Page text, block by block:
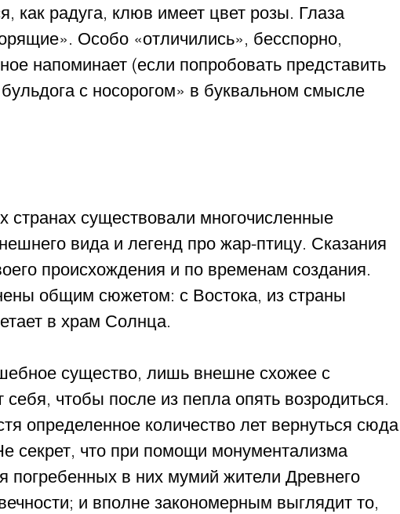
как радуга, клюв имеет цвет розы. Глаза
Особо «отличились», бесспорно,
напоминает (если попробовать представить
с носорогом» в буквальном смысле
существовали многочисленные
вида и легенд про жар-птицу. Сказания
происхождения и по временам создания.
общим сюжетом: с Востока, из страны
в храм Солнца.
существо, лишь внешне схожее с
чтобы после из пепла опять возродиться.
определенное количество лет вернуться сюда
секрет, что при помощи монументализма
погребенных в них мумий жители Древнего
и вполне закономерным выглядит то,